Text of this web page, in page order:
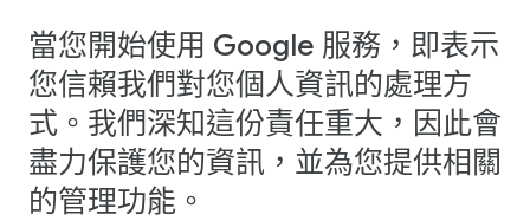
當您開始使用 Google 服務，即表示
您信賴我們對您個人資訊的處理方
式。我們深知這份責任重大，因此會
盡力保護您的資訊，並為您提供相關
的管理功能。